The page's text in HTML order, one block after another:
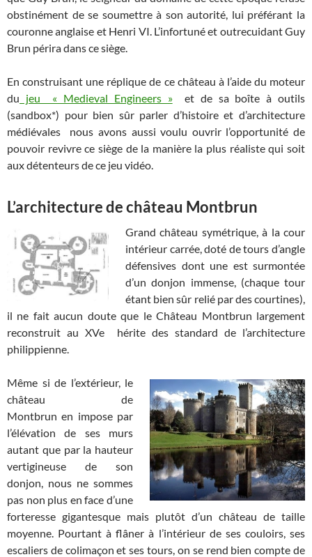
obstinément de se soumettre à son autorité, lui préférant la
couronne anglaise et Henri VI. L’infortuné et outrecuidant Guy
Brun périra dans ce siège.
En construisant une réplique de ce château à l’aide du moteur
du jeu « Medieval Engineers »et de sa boîte à outils
(sandbox*) pour bien sûr parler d’histoire et d’architecture
médiévales nous avons aussi voulu ouvrir l’opportunité de
pouvoir revivre ce siège de la manière la plus réaliste qui soit
aux détenteurs de ce jeu vidéo.
L’architecture de château Montbrun
Grand château symétrique, à la cour
intérieur carrée, doté de tours d’angle
défensives dont une est surmontée
d’un donjon immense, (chaque tour
étant bien sûr relié par des courtines),
il ne fait aucun doute que le Château Montbrun largement
reconstruit au XVe hérite des standard de l’architecture
philippienne.
Même si de l’extérieur, le
château de
Montbrun en impose par
l’élévation de ses murs
autant que par la hauteur
vertigineuse de son
donjon, nous ne sommes
pas non plus en face d’une
forteresse gigantesque mais plutôt d’un château de taille
moyenne. Pourtant à flâner à l’intérieur de ses couloirs, ses
escaliers de colimaçon et ses tours, on se rend bien compte de